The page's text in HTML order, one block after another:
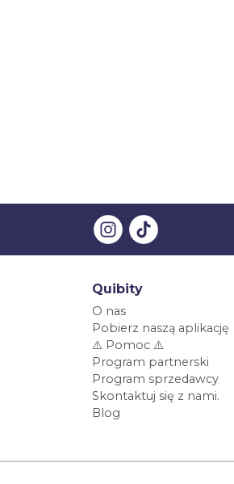
Quibity
O nas
Pobierz naszą aplikację
⚠️ Pomoc ⚠️
Program partnerski
Program sprzedawcy
Skontaktuj się z nami.
Blog